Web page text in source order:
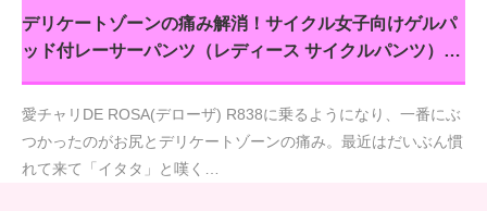
デリケートゾーンの痛み解消！サイクル女子向けゲルパ
ッド付レーサーパンツ（レディース サイクルパンツ）…
愛チャリDE ROSA(デローザ) R838に乗るようになり、一番にぶ
つかったのがお尻とデリケートゾーンの痛み。最近はだいぶん慣
れて来て「イタタ」と嘆く…